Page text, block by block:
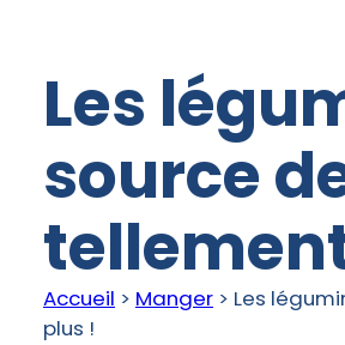
Les
source
Accueil > Manger > Les
plus !